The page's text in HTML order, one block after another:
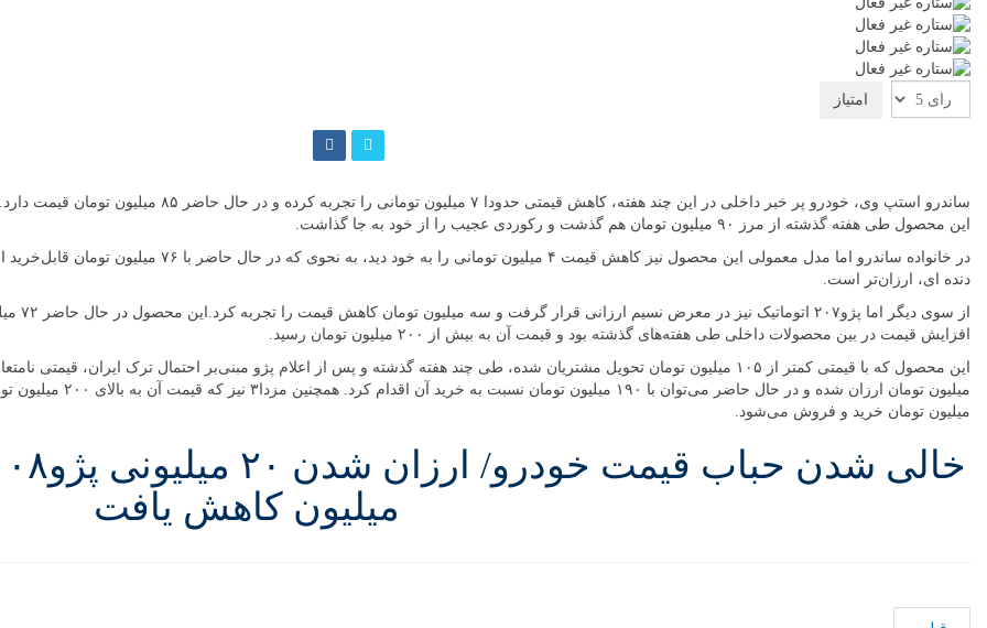
لطفا
رای
ساندرو استپ وی، خودرو پر خبر داخلی در این چند هفته، کاهش قیمتی حدودا ۷ میلیون تومانی را تجربه کرده و در حال حاضر ۸۵ میلیون تومان قیمت دارد.
این محصول طی هفته گذشته از مرز ۹۰ میلیون تومان هم گذشت و رکوردی عجیب را از خود به جا گذاشت.
در خانواده ساندرو اما مدل معمولی این محصول نیز
دنده ای، ارزان‌تر است.
افزایش قیمت در بین محصولات داخلی طی هفته‌های گذشته بود و قیمت آن به بیش از ۲۰۰ میلیون تومان رسید.
میلیون تومان خرید و فروش می‌شود.
میلیون کاهش یافت